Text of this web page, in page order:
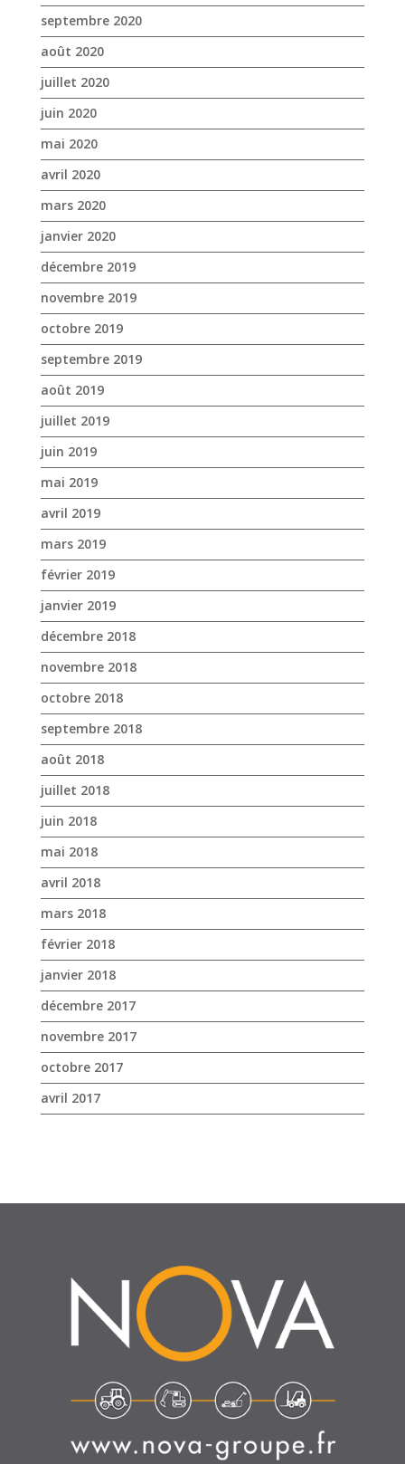
septembre 2020
août 2020
juillet 2020
juin 2020
mai 2020
avril 2020
mars 2020
janvier 2020
décembre 2019
novembre 2019
octobre 2019
septembre 2019
août 2019
juillet 2019
juin 2019
mai 2019
avril 2019
mars 2019
février 2019
janvier 2019
décembre 2018
novembre 2018
octobre 2018
septembre 2018
août 2018
juillet 2018
juin 2018
mai 2018
avril 2018
mars 2018
février 2018
janvier 2018
décembre 2017
novembre 2017
octobre 2017
avril 2017